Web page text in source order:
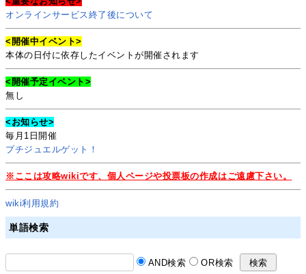
オンラインサービス終了後について
<開催中イベント>
本体の日付に依存したイベントが開催されます
<開催予定イベント>
無し
<お知らせ>
毎月1日開催
プチジュエルゲット！
※ここは攻略wikiです、個人ページや投票板の作成はご遠慮下さい。
wiki利用規約
単語検索
AND検索 OR検索